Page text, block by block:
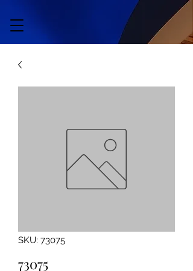
SKU: 73075
73075